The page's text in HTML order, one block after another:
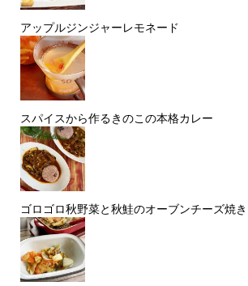
アップルジンジャーレモネード
スパイスから作るきのこの本格カレー
ゴロゴロ秋野菜と秋鮭のオーブンチーズ焼き